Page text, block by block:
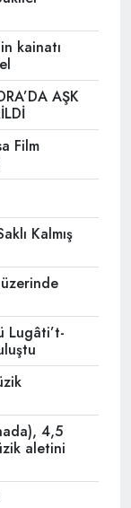
kainatı
AŞK
Film
Kalmış
Lugâti’t-
4,5
aletini